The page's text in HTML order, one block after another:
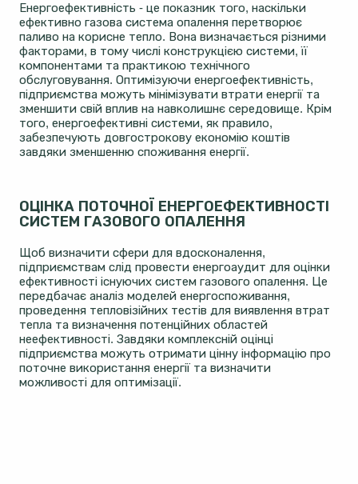
Енергоефективність - це показник того, наскільки
ефективно газова система опалення перетворює
паливо на корисне тепло. Вона визначається різними
факторами, в тому числі конструкцією системи, її
компонентами та практикою технічного
обслуговування. Оптимізуючи енергоефективність,
підприємства можуть мінімізувати втрати енергії та
зменшити свій вплив на навколишнє середовище. Крім
того, енергоефективні системи, як правило,
забезпечують довгострокову економію коштів
завдяки зменшенню споживання енергії.
ОЦІНКА ПОТОЧНОЇ ЕНЕРГОЕФЕКТИВНОСТІ
СИСТЕМ ГАЗОВОГО ОПАЛЕННЯ
Щоб визначити сфери для вдосконалення,
підприємствам слід провести енергоаудит для оцінки
ефективності існуючих систем газового опалення. Це
передбачає аналіз моделей енергоспоживання,
проведення тепловізійних тестів для виявлення втрат
тепла та визначення потенційних областей
неефективності. Завдяки комплексній оцінці
підприємства можуть отримати цінну інформацію про
поточне використання енергії та визначити
можливості для оптимізації.